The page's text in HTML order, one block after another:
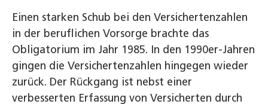
Einen starken Schub bei den Versichertenzahlen
in der beruflichen Vorsorge brachte das
Obligatorium im Jahr 1985. In den 1990er-Jahren
gingen die Versichertenzahlen hingegen wieder
zurück. Der Rückgang ist nebst einer
verbesserten Erfassung von Versicherten durch